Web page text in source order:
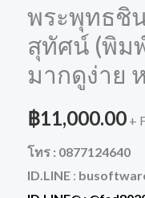
พระพุทธชิ
สุทัศน์ (พิม
มากดูง่าย
฿11,000.00 +
โทร : 0877124640
ID.LINE :